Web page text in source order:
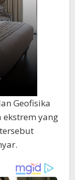
Geofisika
ekstrem yang